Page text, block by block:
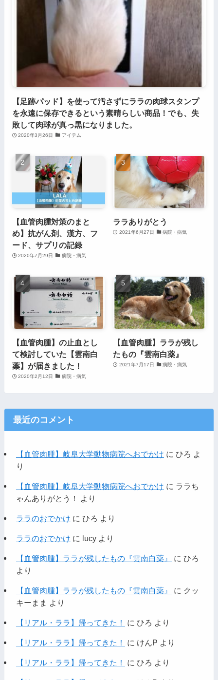
【足跡パッド】を使って汚さずにララの肉球スタンプ
を永遠に保存できるという素晴らしい商品！でも、失
敗して肉球が真っ黒になりました。
2020年3月26日 アイテム
【血管肉腫対策のまと
め】抗がん剤、漢方、フ
ード、サプリの記録
2020年7月29日 病院・病気
ララありがとう
2021年6月27日 病院・病気
【血管肉腫】の止血とし
て検討していた【雲南白
薬】が届きました！
2020年2月12日 病院・病気
【血管肉腫】ララが残し
たもの『雲南白薬』
2021年7月17日 病院・病気
最近のコメント
【血管肉腫】岐阜大学動物病院へおでかけ に ひろ よ
り
【血管肉腫】岐阜大学動物病院へおでかけ に ララち
ゃんありがとう！
より
ララのおでかけ に ひろ より
ララのおでかけ に lucyより
【血管肉腫】ララが残したもの『雲南白薬』 に ひろ
より
【血管肉腫】ララが残したもの『雲南白薬』 に クッ
キーまま より
【リアル・ララ】帰ってきた！ に ひろ より
【リアル・ララ】帰ってきた！ に けんP より
【リアル・ララ】帰ってきた！ に ひろ より